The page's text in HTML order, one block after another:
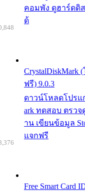
คอมพัง ดูฮาร์ดดิส
ด้
CrystalDiskMark
ฟรี) 9.0.3
ดาวน์โหลดโปรแ
ark ทดสอบ ตรว
าน เขียนข้อมูล
แจกฟรี
Free Smart